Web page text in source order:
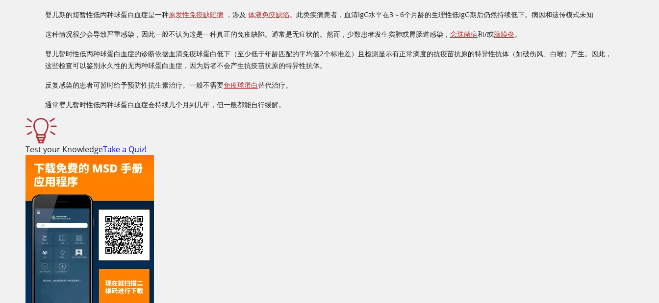
婴儿期的短暂性低丙种球蛋白血症是一种原发性免疫缺陷病 ，涉及 体液免疫缺陷。此类疾病患者，血清IgG水平在3～6个月龄的生理性低IgG期后仍然持续低下。病因和遗传模式未知
这种情况很少会导致严重感染，因此一般不认为这是一种真正的免疫缺陷。通常是无症状的。然而，少数患者发生窦肺或胃肠道感染， 念珠菌病和/或脑膜炎。
婴儿暂时性低丙种球蛋白血症的诊断依据血清免疫球蛋白低下（至少低于年龄匹配的平均值2个标准差）且检测显示有正常滴度的抗疫苗抗原的特异性抗体（如破伤风、白喉）产生。因此，
这些检查可以鉴别永久性的无丙种球蛋白血症，因为后者不会产生抗疫苗抗原的特异性抗体。
反复感染的患者可暂时给予预防性抗生素治疗。一般不需要免疫球蛋白替代治疗。
通常婴儿暂时性低丙种球蛋白血症会持续几个月到几年，但一般都能自行缓解。
Test your KnowledgeTake a Quiz!